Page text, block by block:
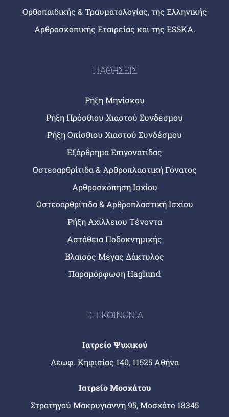
Ορθοπαιδικής & Τραυματολογίας, της Ελληνικής
Αρθροσκοπικής Εταιρείας και της ESSKA.
ΠΑΘΗΣΕΙΣ
Ρήξη Μηνίσκου
Ρήξη Πρόσθιου Χιαστού Συνδέσμου
Ρήξη Οπίσθιου Χιαστού Συνδέσμου
Εξάρθρημα Επιγονατίδας
Οστεοαρθρίτιδα & Αρθροπλαστική Γόνατος
Αρθροσκόπηση Ισχίου
Οστεοαρθρίτιδα & Αρθροπλαστική Ισχίου
Ρήξη Αχίλλειου Τένοντα
Αστάθεια Ποδοκνημικής
Βλαισός Μέγας Δάκτυλος
Παραμόρφωση Haglund
ΕΠΙΚΟΙΝΩΝΙΑ
Ιατρείο Ψυχικού
Λεωφ. Κηφισίας 140, 11525 Αθήνα
Ιατρείο Μοσχάτου
Στρατηγού Μακρυγιάννη 95, Μοσχάτο 18345